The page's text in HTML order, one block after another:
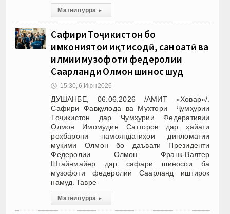
Матни пурра ▸
Сафири Тоҷикистон бо
имкониятҳои иқтисодӣ, саноатӣ ва
илмии музофоти федеролии
Саарланди Олмон шинос шуд
🕔 15:30, 6.Июн 2026
ДУШАНБЕ, 06.06.2026 /АМИТ «Ховар»/.
Сафири Фавқулода ва Мухтори Ҷумҳурии
Тоҷикистон дар Ҷумҳурии Федеративии
Олмон Имомудин Сатторов дар ҳайати
роҳбарони намояндагиҳои дипломатии
муқими Олмон бо даъвати Президенти
Федеролии Олмон Франк-Валтер
Штайнмайер дар сафари шиносоӣ ба
музофоти федеролии Саарланд иштирок
намуд. Тавре
Матни пурра ▸